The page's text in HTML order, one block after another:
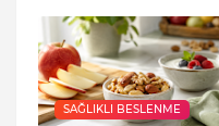
SAĞLIKLI BESLENME